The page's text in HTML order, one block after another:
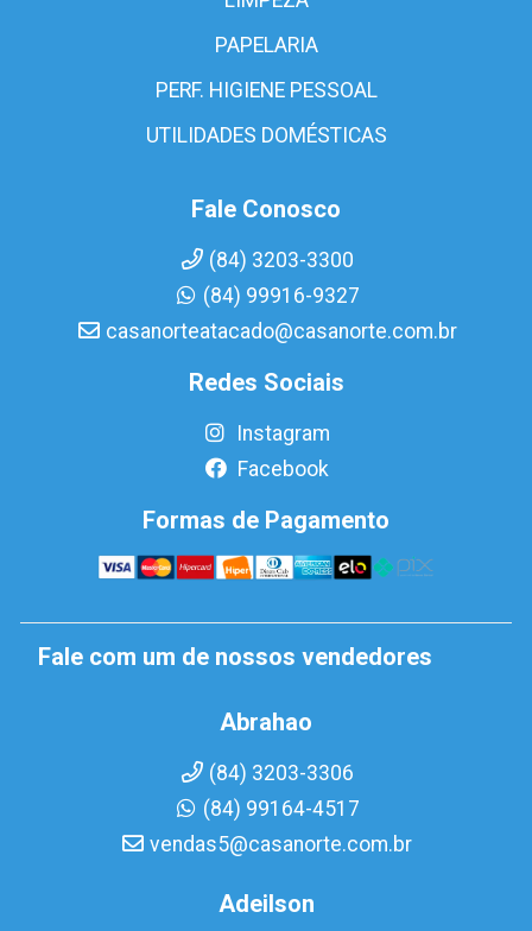
PAPELARIA
PERF. HIGIENE PESSOAL
UTILIDADES DOMÉSTICAS
Fale Conosco
(84) 3203-3300
(84) 99916-9327
casanorteatacado@casanorte.com.br
Redes Sociais
Instagram
Facebook
Formas de Pagamento
Fale com um de nossos vendedores
Abrahao
(84) 3203-3306
(84) 99164-4517
vendas5@casanorte.com.br
Adeilson